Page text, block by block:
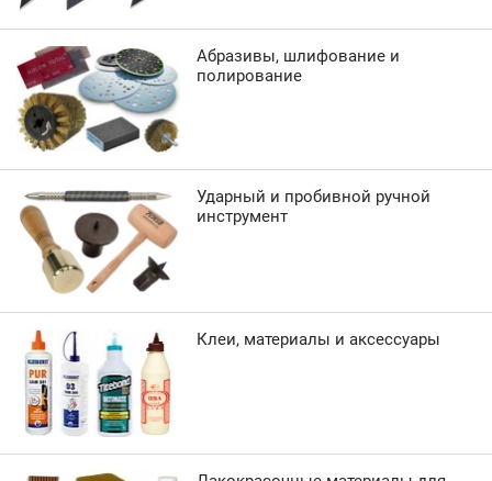
Абразивы, шлифование и
полирование
Ударный и пробивной ручной
инструмент
Клеи, материалы и аксессуары